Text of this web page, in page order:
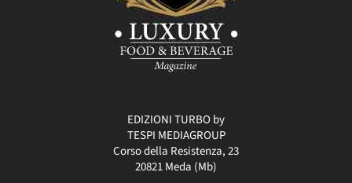
EDIZIONI TURBO by
TESPI MEDIAGROUP
Corso della Resistenza, 23
20821 Meda (Mb)